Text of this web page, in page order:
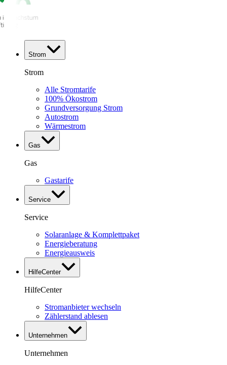
Strom
Strom
Alle Stromtarife
100% Ökostrom
Grundversorgung Strom
Autostrom
Wärmestrom
Gas
Gas
Gastarife
Service
Service
Solaranlage & Komplettpaket
Energieberatung
Energieausweis
HilfeCenter
HilfeCenter
Stromanbieter wechseln
Zählerstand ablesen
Unternehmen
Unternehmen